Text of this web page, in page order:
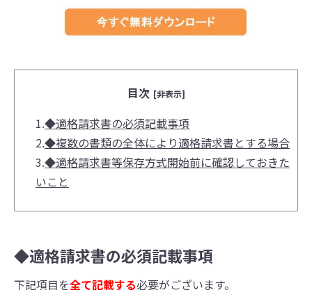
目次 [非表示]
1.◆適格請求書の必須記載事項
2.◆複数の書類の全体により適格請求書とする場合
3.◆適格請求書等保存方式開始前に確認しておきた
いこと
◆適格請求書の必須記載事項
下記項目を全て記載する必要がございます。